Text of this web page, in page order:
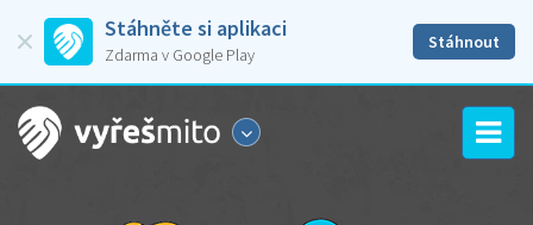
Stáhněte si aplikaci
Zdarma v Google Play
Stáhnout